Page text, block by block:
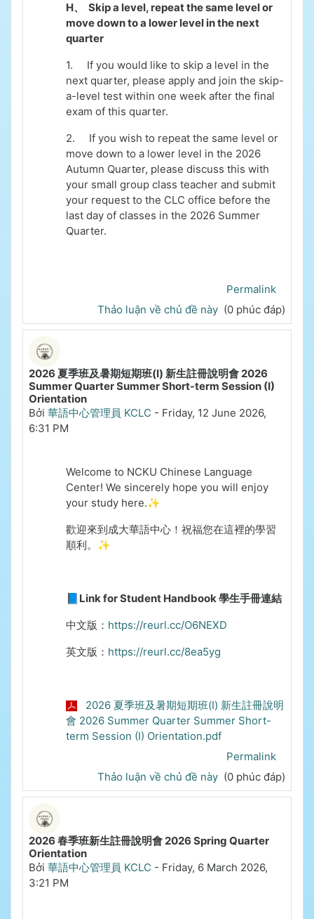
H、 Skip a level, repeat the same level or
move down to a lower level in the next
quarter
1. If you would like to skip a level in the
next quarter, please apply and join the skip-
a-level test within one week after the final
exam of this quarter.
2. If you wish to repeat the same level or
move down to a lower level in the 2026
Autumn Quarter, please discuss this with
your small group class teacher and submit
your request to the CLC office before the
last day of classes in the 2026 Summer
Quarter.
Permalink
Thảo luận về chủ đề này (0 phúc đáp)
2026 夏季班及暑期短期班(I) 新生註冊說明會 2026
Summer Quarter Summer Short-term Session (I)
Orientation
Bởi 華語中心管理員 KCLC - Friday, 12 June 2026,
6:31 PM
Welcome to NCKU Chinese Language
Center! We sincerely hope you will enjoy
your study here.✨
歡迎來到成大華語中心！祝福您在這裡的學習
順利。✨
📘Link for Student Handbook 學生手冊連結
中文版： https://reurl.cc/O6NEXD
英文版： https://reurl.cc/8ea5yg
2026 夏季班及暑期短期班(I) 新生註冊說明
會 2026 Summer Quarter Summer Short-
term Session (I) Orientation.pdf
Permalink
Thảo luận về chủ đề này (0 phúc đáp)
2026 春季班新生註冊說明會 2026 Spring Quarter
Orientation
Bởi 華語中心管理員 KCLC - Friday, 6 March 2026,
3:21 PM